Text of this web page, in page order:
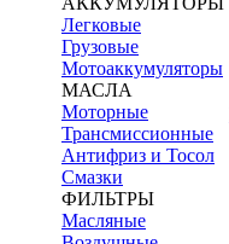
Легковые
Грузовые
Мотоаккумуляторы
МАСЛА
Моторные
Трансмиссионные
Антифриз и Тосол
Смазки
ФИЛЬТРЫ
Масляные